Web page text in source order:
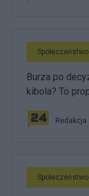
Społeczeństwo
Burza po
kibola? To
Redakcja
Społeczeństwo